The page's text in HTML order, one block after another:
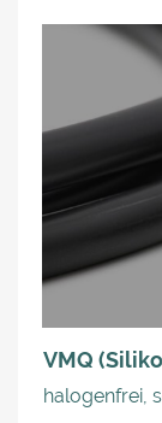
VMQ
halogenfrei,